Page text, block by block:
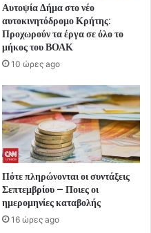
Αυτοψία Δήμα στο νέο
αυτοκινητόδρομο Κρήτης:
Προχωρούν τα έργα σε όλο το
μήκος του ΒΟΑΚ
10 ώρες ago
Πότε πληρώνονται οι συντάξεις
Σεπτεμβρίου – Ποιες οι
ημερομηνίες καταβολής
16 ώρες ago